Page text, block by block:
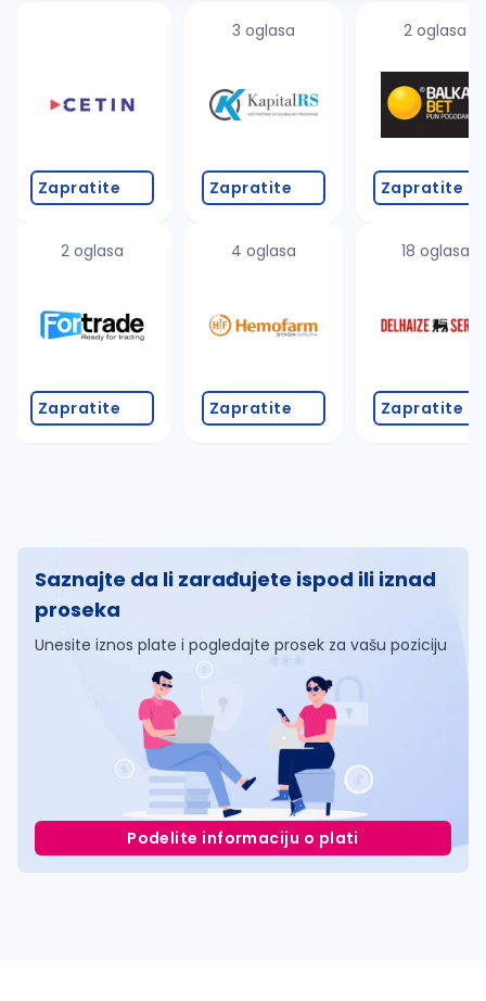
Zapratite
2 oglasa
Zapratite
3 oglasa
Zapratite
4 oglasa
Zapratite
2 oglasa
Zapratite
18 oglasa
Zapratite
Saznajte da li zarađujete ispod ili iznad
proseka
Unesite iznos plate i pogledajte prosek za vašu poziciju
Podelite informaciju o plati